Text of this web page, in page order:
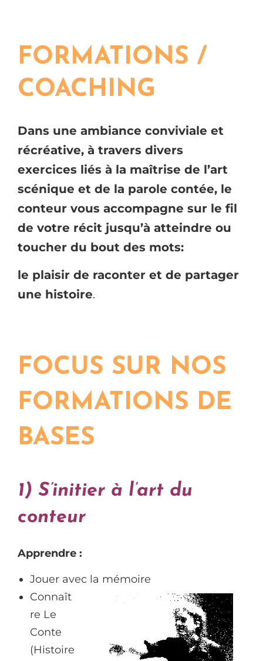
FORMATIONS /
COACHING
Dans une ambiance conviviale et
récréative, à travers divers
exercices liés à la maîtrise de l’art
scénique et de la parole contée, le
conteur vous accompagne sur le fil
de votre récit jusqu’à atteindre ou
toucher du bout des mots:
le plaisir de raconter et de partager
une histoire.
FOCUS SUR NOS
FORMATIONS DE
BASES
1) S’initier à l’art du
conteur
Apprendre :
Jouer avec la mémoire
Connaît
re Le
Conte
(Histoire